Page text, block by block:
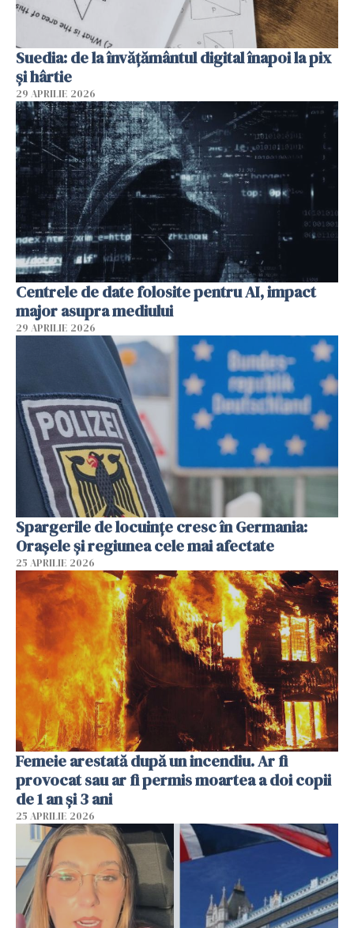
Suedia: de la învățământul digital înapoi la pix
și hârtie
29 APRILIE 2026
Centrele de date folosite pentru AI, impact
major asupra mediului
29 APRILIE 2026
Spargerile de locuințe cresc în Germania:
Orașele și regiunea cele mai afectate
25 APRILIE 2026
Femeie arestată după un incendiu. Ar fi
provocat sau ar fi permis moartea a doi copii
de 1 an și 3 ani
25 APRILIE 2026